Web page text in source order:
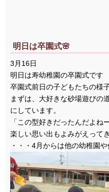
明日は卒園式🌸
3月16日
明日は寿幼稚園の卒園式です
卒園式前日の子どもたちの様
まずは、大好きな砂場遊びの
にしています。
「この型好きだったんだよねー
楽しい思い出もよみがえってき
・・・4月からは他の幼稚園